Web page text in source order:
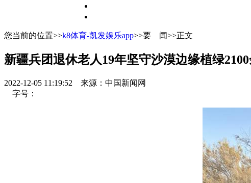
您当前的位置>>k8体育-凯发娱乐app>>要 闻>>正文
新疆兵团退休老人19年坚守沙漠边缘植绿
2022-12-05 11:19:52
来源：中国新闻网
字号：